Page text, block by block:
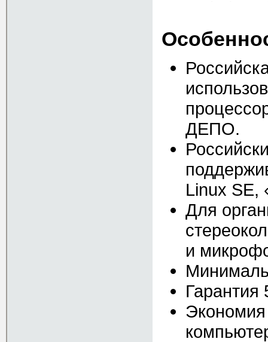
ДЕПО.
Linux SE,
Для
и
Гарантия
Экономия